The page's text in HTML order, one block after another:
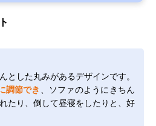
とした丸みがあるデザインです。
調節でき
、ソファのようにきちん
たり、倒して昼寝をしたりと、好